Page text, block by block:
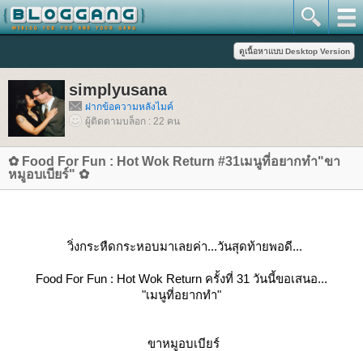
simplyusana
ฝากข้อความหลังไมค์
ผู้ติดตามบล็อก : 22 คน
✿ Food For Fun : Hot Wok Return #31เมนูที่อยากทำ"ขา
หมูอบเบียร์" ✿
วิ่งกระหืดกระหอบมาเลยค่า...วันสุดท้ายพอดี...
Food For Fun : Hot Wok Return ครั้งที่ 31 วันนี้ขอเสนอ...
"เมนูที่อยากทำ"
ขาหมูอบเบียร์